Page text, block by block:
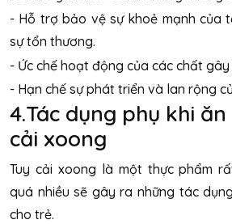
- Hỗ trợ bảo vệ sự khoẻ mạnh của
sự tổn thương.
- Ức chế hoạt động của các chất gây
- Hạn chế sự phát triển và lan rộng
4.Tác dụng phụ khi
cải xoong
Tuy cải xoong là một thực phẩm
quá nhiều sẽ gây ra những tác
cho trẻ.